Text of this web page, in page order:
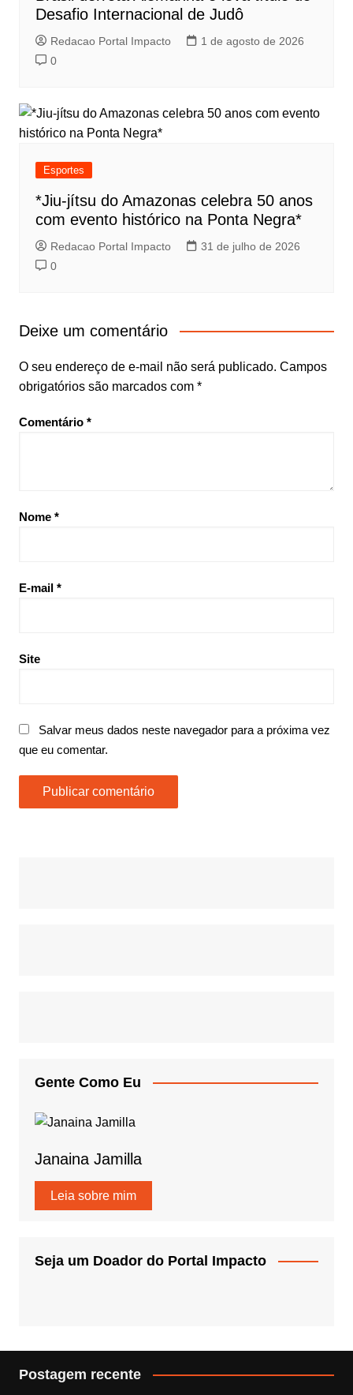
Desafio Internacional de Judô
Redacao Portal Impacto
1 de agosto de 2026
0
Esportes
*Jiu-jítsu do Amazonas celebra 50 anos
com evento histórico na Ponta Negra*
Redacao Portal Impacto
31 de julho de 2026
0
Deixe um comentário
O seu endereço de e-mail não será publicado. Campos
obrigatórios são marcados com *
Comentário *
Nome *
E-mail *
Site
Salvar meus dados neste navegador para a próxima vez
que eu comentar.
Gente Como Eu
Janaina Jamilla
Leia sobre mim
Seja um Doador do Portal Impacto
Postagem recente